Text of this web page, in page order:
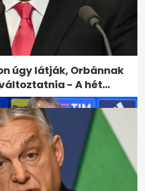
az új Pókember: 6 nap
milliárd dollár
úgy látják, Orbánnak
- A hét...